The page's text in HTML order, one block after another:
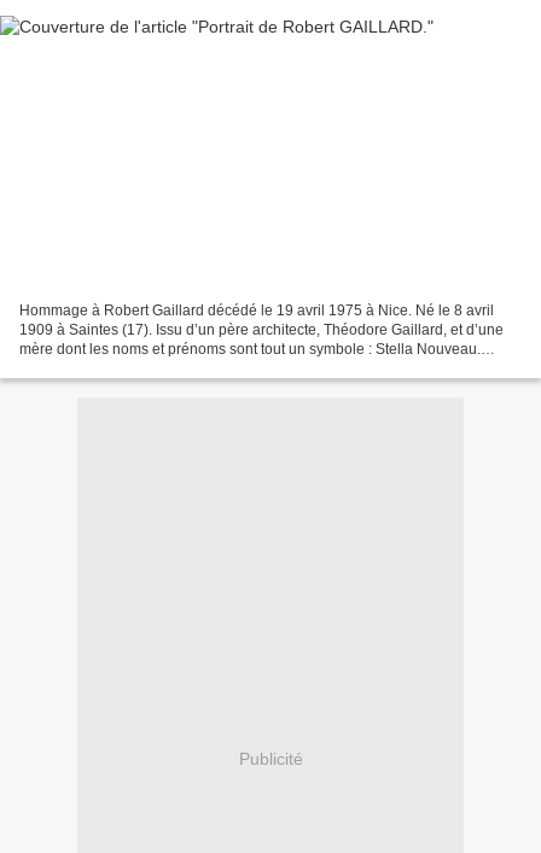
Hommage à Robert Gaillard décédé le 19 avril 1975 à Nice. Né le 8 avril
1909 à Saintes (17). Issu d’un père architecte, Théodore Gaillard, et d’une
mère dont les noms et prénoms sont tout un symbole : Stella Nouveau.
Publicité